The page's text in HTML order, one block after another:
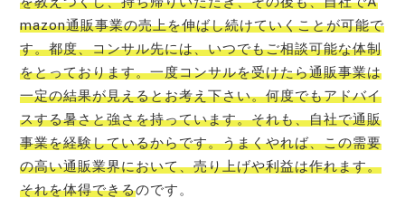
mazon通販事業の売上を伸ばし続けていくことが可能で
す。都度、コンサル先には、いつでもご相談可能な体制
をとっております。一度コンサルを受けたら通販事業は
一定の結果が見えるとお考え下さい。何度でもアドバイ
スする暑さと強さを持っています。それも、自社で通販
事業を経験しているからです。うまくやれば、この需要
の高い通販業界において、売り上げや利益は作れます。
それを体得できるのです。